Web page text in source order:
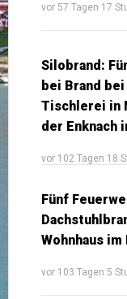
vor 57 Tagen 17
Silobrand:
bei Brand
Tischlerei in
der Enknach
vor 102 Tagen 18
Fünf
Wohnhaus im
vor 103 Tagen 5